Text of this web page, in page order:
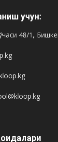
учун:
48/1,